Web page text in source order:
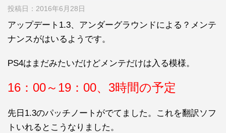
投稿日： 2016年6月28日
アップデート1.3、アンダーグラウンドによる？メンテ
ナンスがはいるようです。
PS4はまだみたいだけどメンテだけは入る模様。
16：00～19：00、3時間の予定
先日1.3のパッチノートがでてました。これを翻訳ソフ
トいれるとこうなりました。